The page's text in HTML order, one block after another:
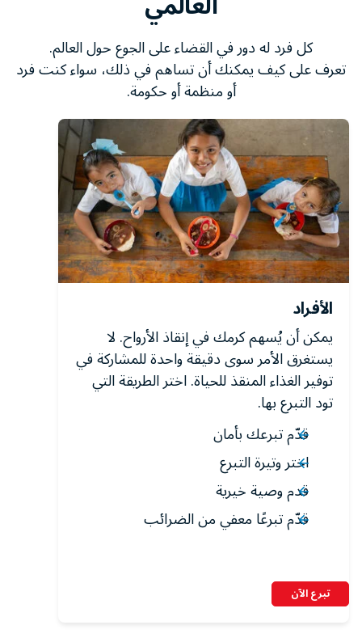
كل فرد له دور في القضاء على الجوع حول العالم.
تعرف على كيف يمكنك أن تساهم في ذلك، سواء كنت فرد
أو منظمة أو حكومة.
الأفراد
يمكن أن يُسهم كرمك في إنقاذ الأرواح. لا
يستغرق الأمر سوى دقيقة واحدة للمشاركة في
توفير الغذاء المنقذ للحياة. اختر الطريقة التي
تود التبرع بها.
قدّم تبرعك بأمان
اختر وتيرة التبرع
قدم وصية خيرية
قدّم تبرعًا معفي من الضرائب
تبرع الآن